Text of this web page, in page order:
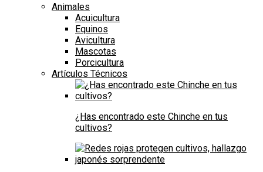
Animales
Acuicultura
Equinos
Avicultura
Mascotas
Porcicultura
Artículos Técnicos
¿Has encontrado este Chinche en tus
cultivos?